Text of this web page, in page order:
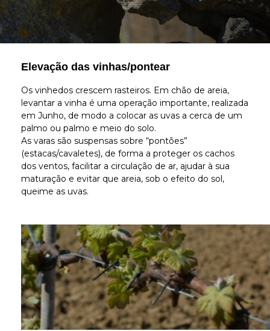
Elevação das vinhas/pontear
Os vinhedos crescem rasteiros. Em chão de areia,
levantar a vinha é uma operação importante, realizada
em Junho, de modo a colocar as uvas a cerca de um
palmo ou palmo e meio do solo.
As varas são suspensas sobre “pontões”
(estacas/cavaletes), de forma a proteger os cachos
dos ventos, facilitar a circulação de ar, ajudar à sua
maturação e evitar que areia, sob o efeito do sol,
queime as uvas.